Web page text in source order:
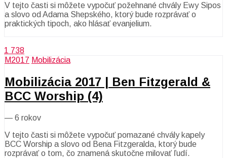
V tejto časti si môžete vypočuť požehnané chvály Ewy Sipos
a slovo od Adama Shepského, ktorý bude rozprávať o
praktických tipoch, ako hlásať evanjelium.
1 738
M2017 Mobilizácia
Mobilizácia 2017 | Ben Fitzgerald &
BCC Worship (4)
— 6 rokov
V tejto časti si môžete vypočuť pomazané chvály kapely
BCC Worship a slovo od Bena Fitzgeralda, ktorý bude
rozprávať o tom, čo znamená skutočne milovať ľudí.